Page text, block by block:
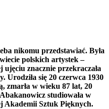
nikomu przedstawiać. Była
polskich artystek –
ujęciu znacznie przekraczała
Urodziła się 20 czerwca 1930
zmarła w wieku 87 lat, 20
studiowała w
Akademii Sztuk Pięknych.